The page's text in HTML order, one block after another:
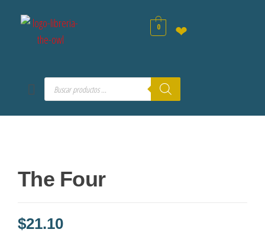
0 ❤
The Four
$21.10